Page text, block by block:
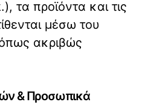
τα προϊόντα και τις
μέσω του
ακριβώς
& Προσωπικά